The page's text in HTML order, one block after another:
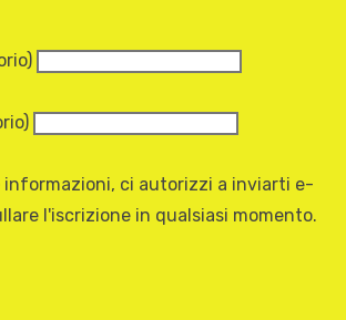
informazioni, ci autorizzi a inviarti e-
l'iscrizione in qualsiasi momento.